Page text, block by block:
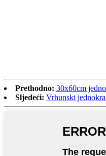
Prethodno: 30x60cm
Sljedeći: Vrhunski